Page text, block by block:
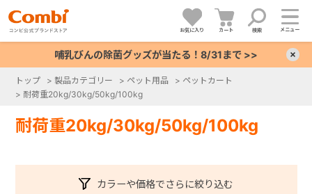
お気に入り カート 検索 メニュー
哺乳びんの除菌グッズが当たる！8/31まで >>
トップ > 製品カテゴリー > ペット用品 > ペットカート
> 耐荷重20kg/30kg/50kg/100kg
耐荷重20kg/30kg/50kg/100kg
カラーや価格でさらに絞り込む